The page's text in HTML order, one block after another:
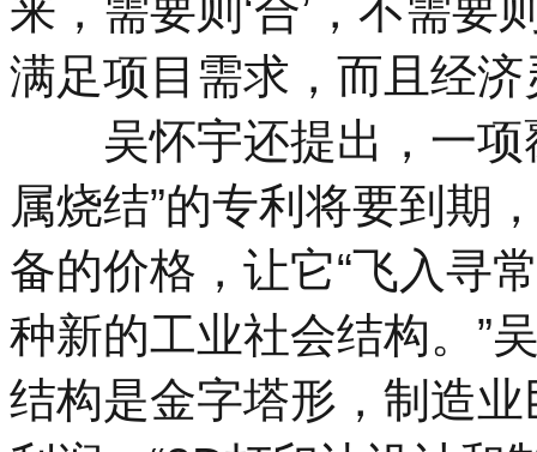
来，需要则‘合’，不需要
满足项目需求，而且经济
吴怀宇还提出，一项
属烧结”的专利将要到期
备的价格，让它“飞入寻
种新的工业社会结构。”
结构是金字塔形，制造